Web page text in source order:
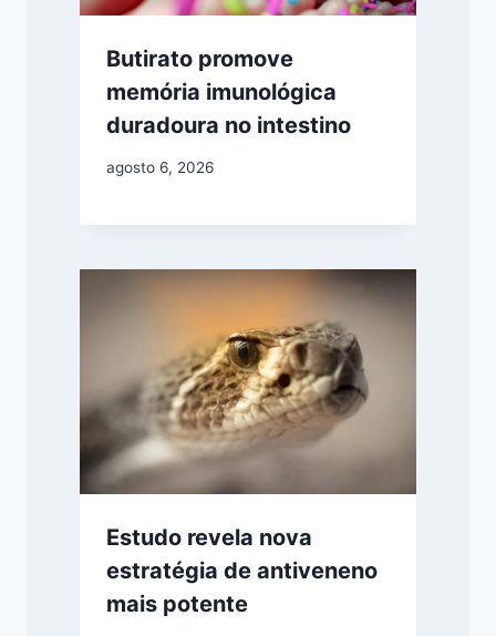
Butirato promove
memória imunológica
duradoura no intestino
agosto 6, 2026
Estudo revela nova
estratégia de antiveneno
mais potente